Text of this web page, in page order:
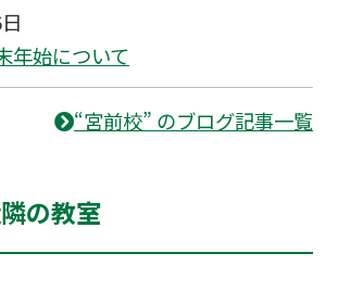
年始について
“宮前校” のブログ記事一覧
の教室